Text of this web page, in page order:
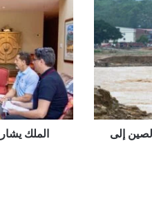
إلى
يشارك
في
الملتقى
الاقتصادي
بمدينة
صن
فالي
الأمريكية
الملك